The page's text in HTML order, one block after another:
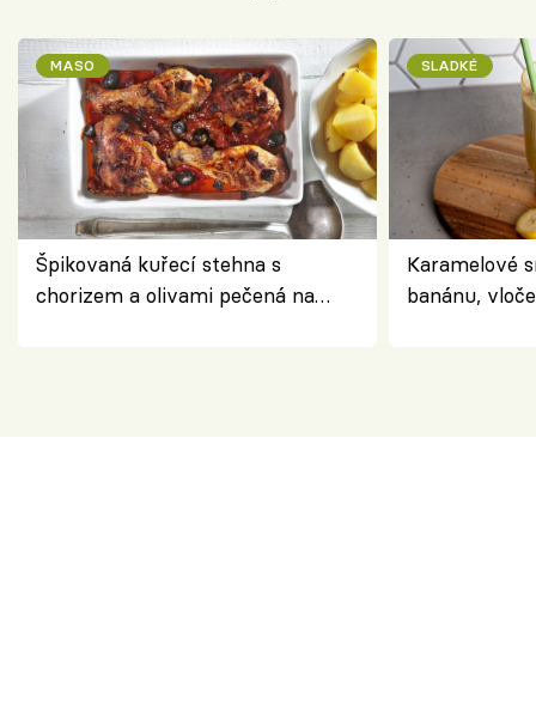
MASO
Špikovaná kuřecí stehna s
chorizem a olivami pečená na
SLADKÉ
Karamelové
banánu,